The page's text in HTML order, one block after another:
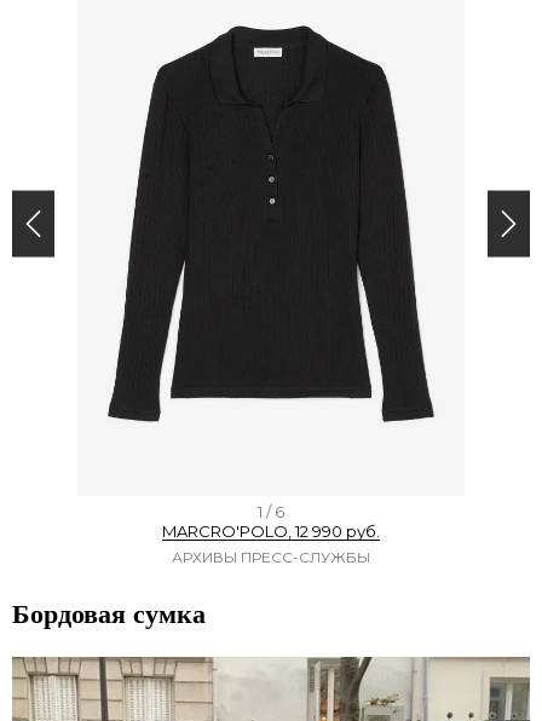
m
o
f
1 / 6
MARCRO'POLO, 12 990 руб.
АРХИВЫ ПРЕСС-СЛУЖБЫ
Бордовая сумка